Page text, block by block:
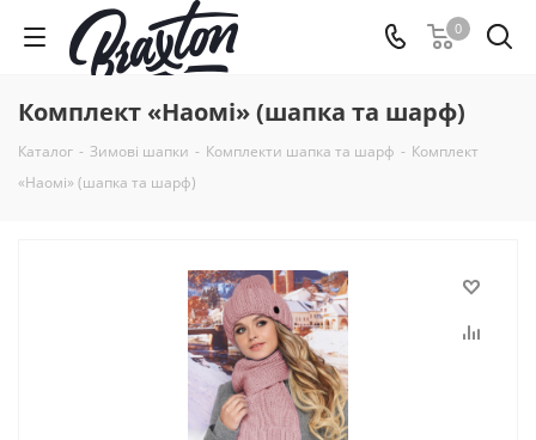
0
Комплект «Наомі» (шапка та шарф)
Каталог - Зимові шапки - Комплекти шапка та шарф - Комплект
«Наомі» (шапка та шарф)